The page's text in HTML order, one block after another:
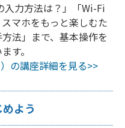
入力方法は？」「Wi-Fi
マホをもっと楽しむた
法」まで、基本操作を
す。
の講座詳細を見る>>
よう